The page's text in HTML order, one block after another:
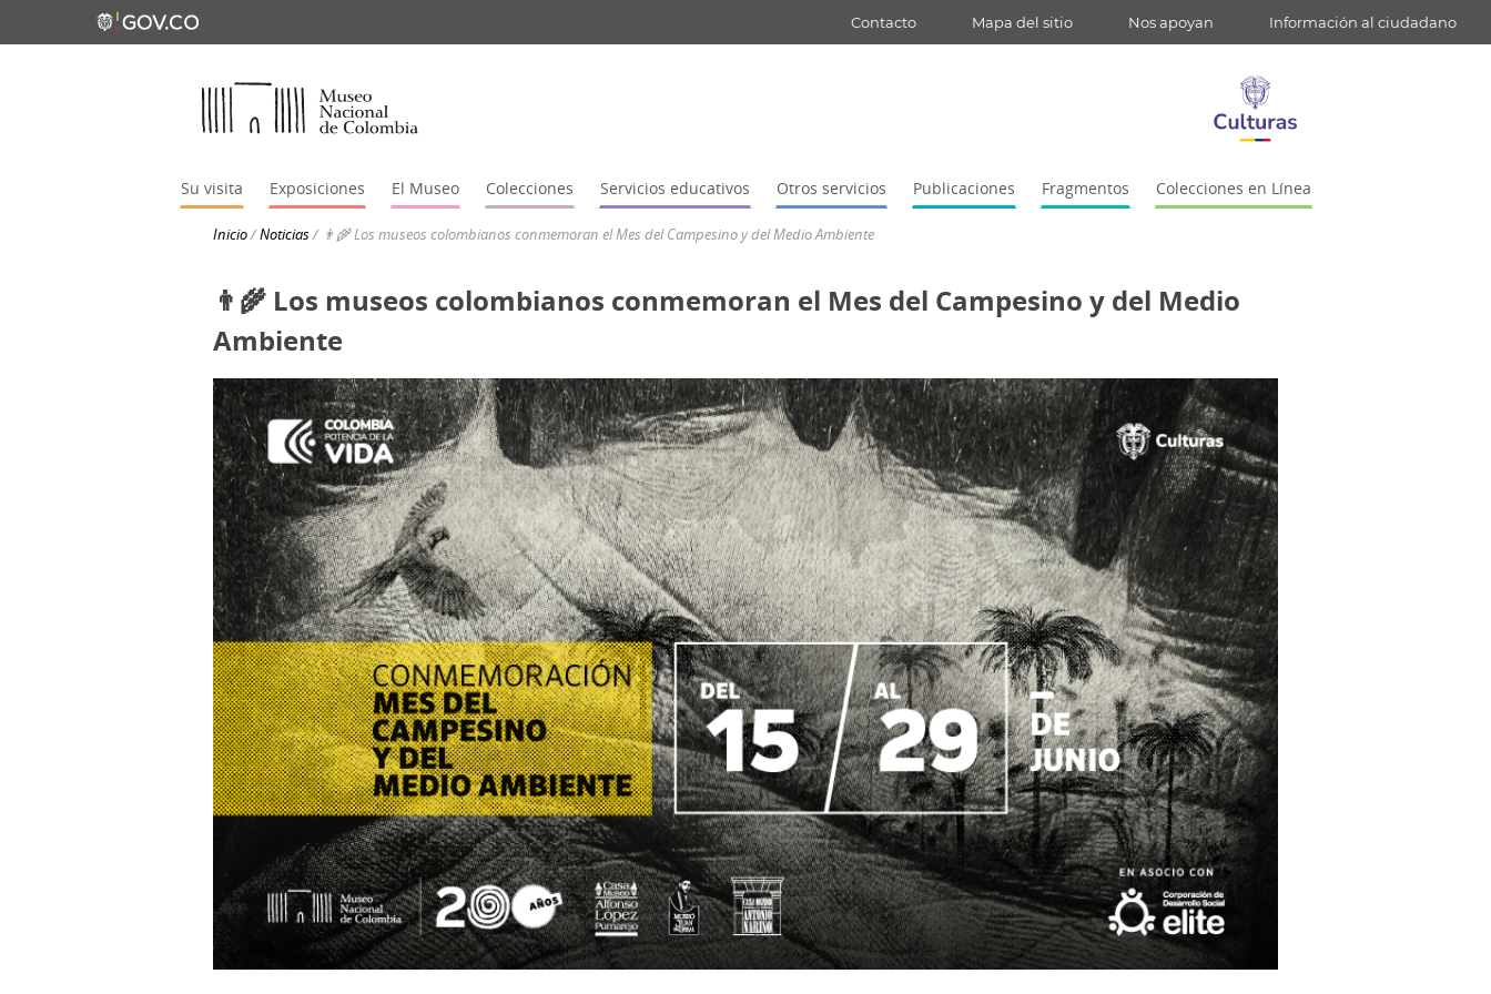
Contacto Mapa del sitio Nos apoyan Información al ciudadano
Su visita Exposiciones El Museo Colecciones Servicios educativos Otros servicios Publicaciones Fragmentos Colecciones en Línea
Inicio/Noticias/ 👨‍🌾 Los museos colombianos conmemoran el Mes del Campesino y del Medio Ambiente
👨‍🌾 Los museos colombianos conmemoran el Mes del Campesino y del Medio
Ambiente